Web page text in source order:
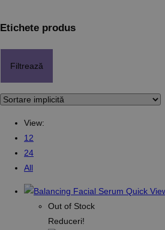
Etichete produs
Filtrează
View:
12
24
All
Quick
Out of Stock
Reduceri!